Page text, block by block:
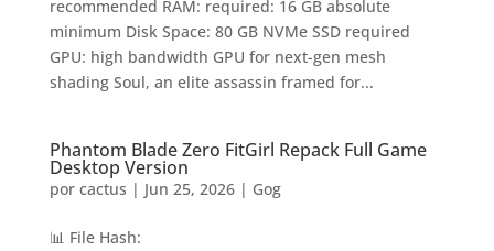
recommended RAM: required: 16 GB absolute
minimum Disk Space: 80 GB NVMe SSD required
GPU: high bandwidth GPU for next-gen mesh
shading Soul, an elite assassin framed for...
Phantom Blade Zero FitGirl Repack Full Game
Desktop Version
por cactus | Jun 25, 2026| Gog
📊 File Hash: